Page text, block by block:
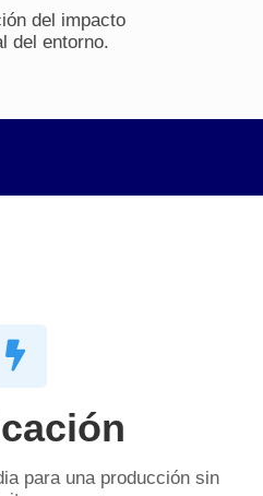
del impacto
del entorno.
para una producción sin